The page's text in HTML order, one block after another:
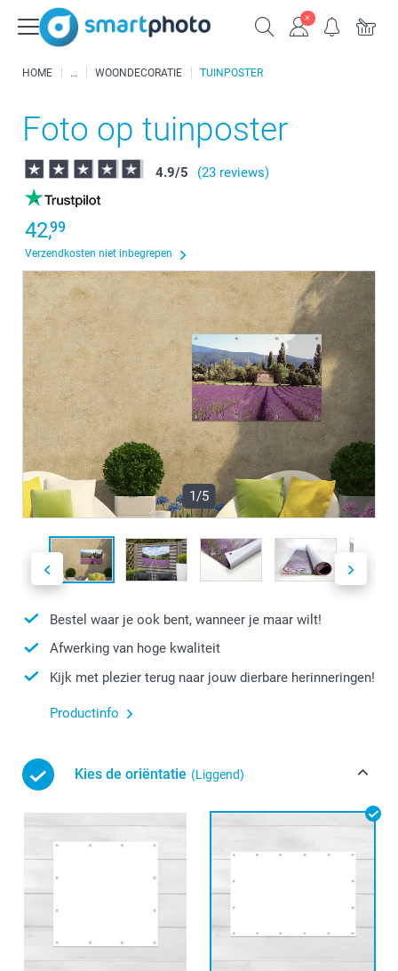
HOME WOONDECORATIE TUINPOSTER
Foto op tuinposter
4.9/5 (23 reviews)
42,99
Verzendkosten niet inbegrepen
1/5
Bestel waar je ook bent, wanneer je maar wilt!
Afwerking van hoge kwaliteit
Kijk met plezier terug naar jouw dierbare herinneringen!
Productinfo
Kies de oriëntatie (Liggend)